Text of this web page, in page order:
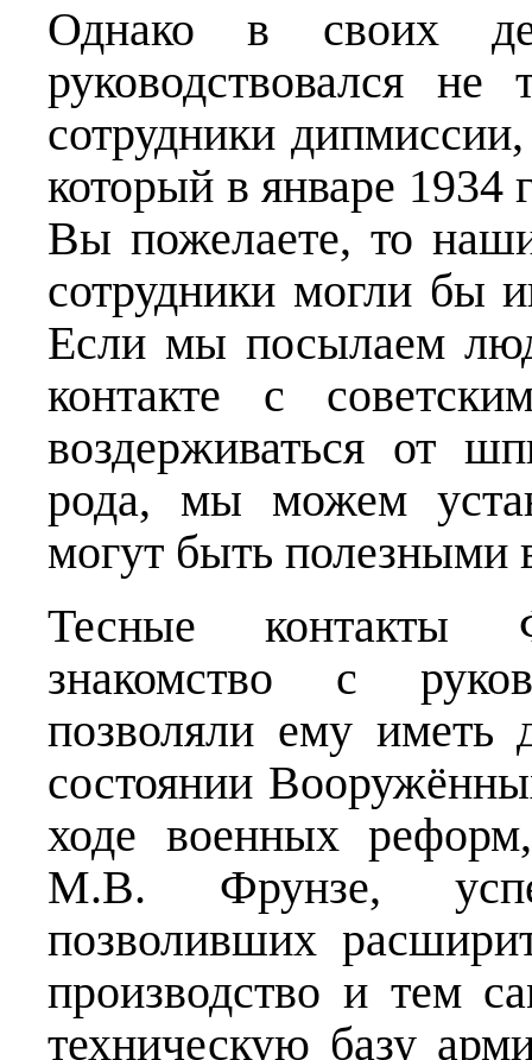
Однако в своих
руководствовался
сотрудники
который в январе 1934
Вы пожелаете, то
сотрудники могли бы
Если мы посылаем
контакте с
воздерживаться от
рода, мы можем
могут быть полезными
Тесные контакты
знакомство с
позволяли ему
состоянии
ходе военных
М.В. Фрунзе,
позволивших
производство и тем
техническую базу